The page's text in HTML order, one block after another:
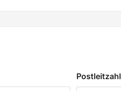
Postleitzahl